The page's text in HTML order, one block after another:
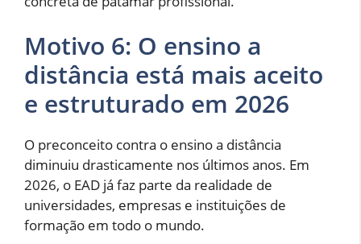
Motivo 6: O ensino a
distância está mais aceito
e estruturado em 2026
O preconceito contra o ensino a distância
diminuiu drasticamente nos últimos anos. Em
2026, o EAD já faz parte da realidade de
universidades, empresas e instituições de
formação em todo o mundo.